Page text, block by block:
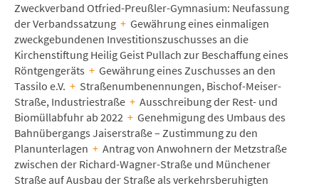
Zweckverband Otfried-Preußler-Gymnasium: Neufassung
der Verbandssatzung + Gewährung eines einmaligen
zweckgebundenen Investitionszuschusses an die
Kirchenstiftung Heilig Geist Pullach zur Beschaffung eines
Röntgengeräts + Gewährung eines Zuschusses an den
Tassilo e.V. + Straßenumbenennungen, Bischof-Meiser-
Straße, Industriestraße + Ausschreibung der Rest- und
Biomüllabfuhr ab 2022 + Genehmigung des Umbaus des
Bahnübergangs Jaiserstraße – Zustimmung zu den
Planunterlagen + Antrag von Anwohnern der Metzstraße
zwischen der Richard-Wagner-Straße und Münchener
Straße auf Ausbau der Straße als verkehrsberuhigten